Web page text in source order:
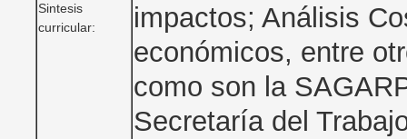
Sintesis
curricular:
impactos; Análisis
económicos, entre
como son la
Secretaría del